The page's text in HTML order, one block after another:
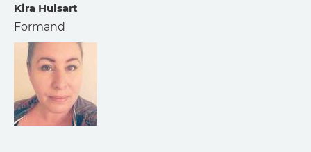
Kira Hulsart
Formand